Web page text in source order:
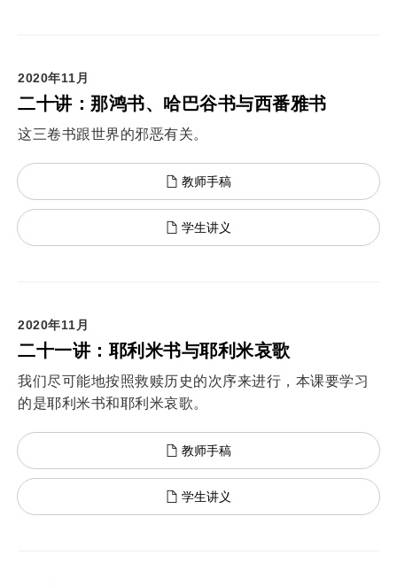
2020年11月
二十讲：那鸿书、哈巴谷书与西番雅书
这三卷书跟世界的邪恶有关。
教师手稿
学生讲义
2020年11月
二十一讲：耶利米书与耶利米哀歌
我们尽可能地按照救赎历史的次序来进行，本课要学习
的是耶利米书和耶利米哀歌。
教师手稿
学生讲义